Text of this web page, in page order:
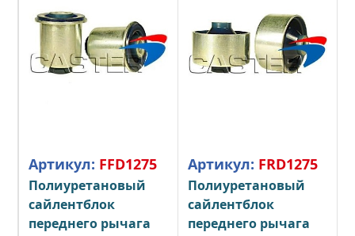
Артикул: FFD1275
Полиуретановый
сайлентблок
переднего рычага
Артикул: FRD1275
Полиуретановый
сайлентблок
переднего рычага